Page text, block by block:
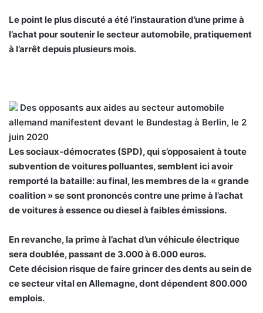
Le point le plus discuté a été l’instauration d’une prime à
l’achat pour soutenir le secteur automobile, pratiquement
à l’arrêt depuis plusieurs mois.
Des opposants aux aides au secteur automobile
allemand manifestent devant le Bundestag à Berlin, le 2
juin 2020
Les sociaux-démocrates (SPD), qui s’opposaient à toute
subvention de voitures polluantes, semblent ici avoir
remporté la bataille: au final, les membres de la « grande
coalition » se sont prononcés contre une prime à l’achat
de voitures à essence ou diesel à faibles émissions.
En revanche, la prime à l’achat d’un véhicule électrique
sera doublée, passant de 3.000 à 6.000 euros.
Cete décision risque de faire grincer des dents au sein de
ce secteur vital en Allemagne, dont dépendent 800.000
emplois.